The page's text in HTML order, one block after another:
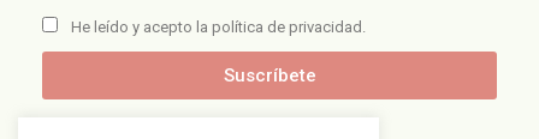
He leído y acepto la política de privacidad.
Suscríbete